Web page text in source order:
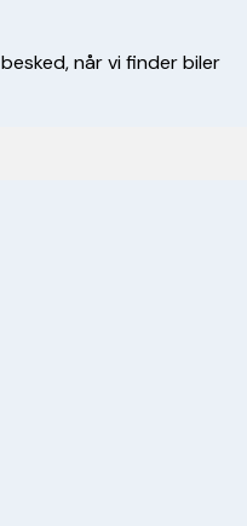
når vi finder biler